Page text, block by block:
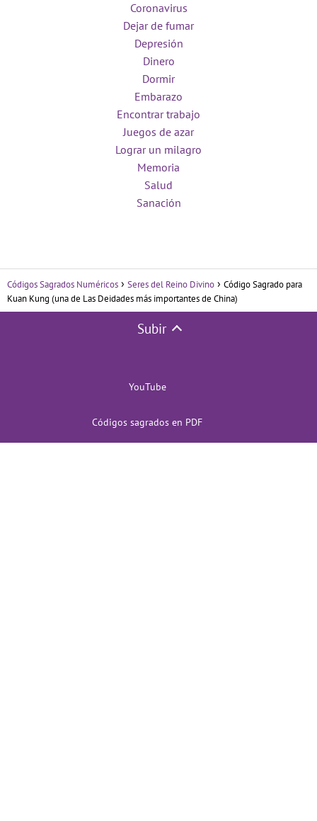
Coronavirus
Dejar de fumar
Depresión
Dinero
Dormir
Embarazo
Encontrar trabajo
Juegos de azar
Lograr un milagro
Memoria
Salud
Sanación
Códigos Sagrados Numéricos Seres del Reino Divino
Código Sagrado para
Kuan Kung (una de Las Deidades más importantes de China)
Subir
YouTube
Códigos sagrados en PDF